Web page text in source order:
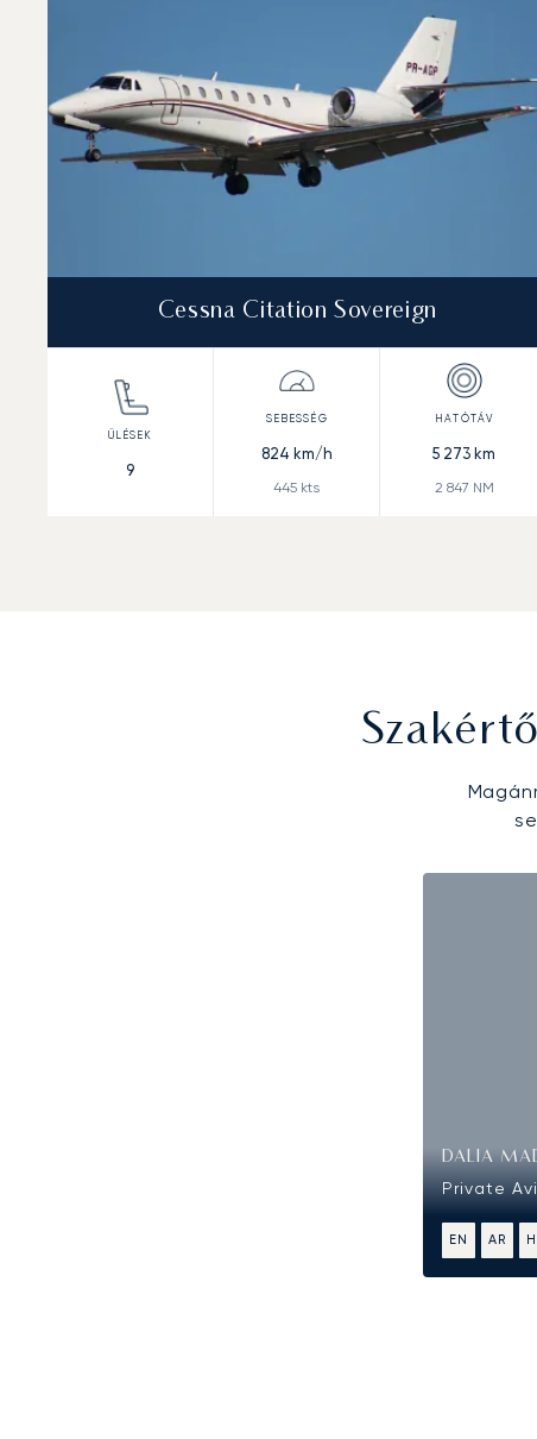
Cessna Citation Sovereign
9
824 km/h
445 kts
5 273 km
2 847 NM
DALIA
Private
EN AR